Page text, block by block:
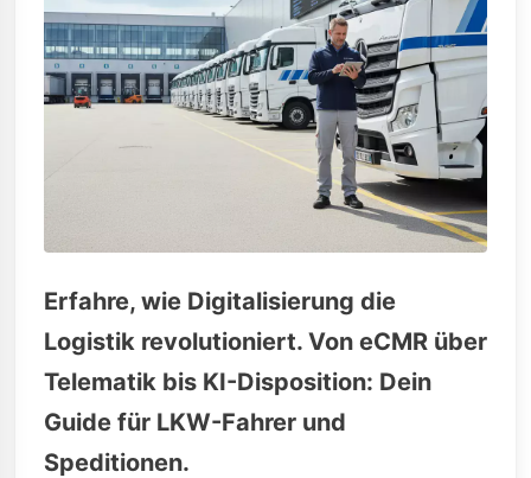
Erfahre, wie Digitalisierung die
Logistik revolutioniert. Von eCMR über
Telematik bis KI-Disposition: Dein
Guide für LKW-Fahrer und
Speditionen.